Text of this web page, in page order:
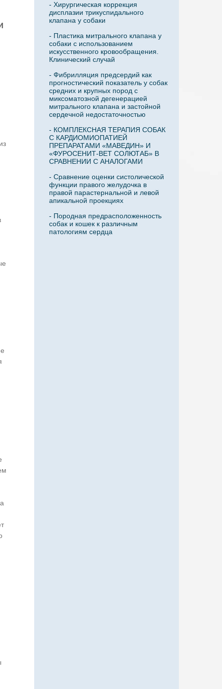
- Хирургическая коррекция
дисплазии трикуспидального
клапана у собаки
- Пластика митрального клапана у
собаки с использованием
искусственного кровообращения.
Клинический случай
- Фибрилляция предсердий как
прогностический показатель у собак
средних и крупных пород с
миксоматозной дегенерацией
митрального клапана и застойной
сердечной недостаточностью
- КОМПЛЕКСНАЯ ТЕРАПИЯ СОБАК
С КАРДИОМИОПАТИЕЙ
ПРЕПАРАТАМИ «МАВЕДИН» И
«ФУРОСЕНИТ-ВЕТ СОЛЮТАБ» В
СРАВНЕНИИ С АНАЛОГАМИ
- Сравнение оценки систолической
функции правого желудочка в
правой парастернальной и левой
апикальной проекциях
- Породная предрасположенность
собак и кошек к различным
патологиям сердца